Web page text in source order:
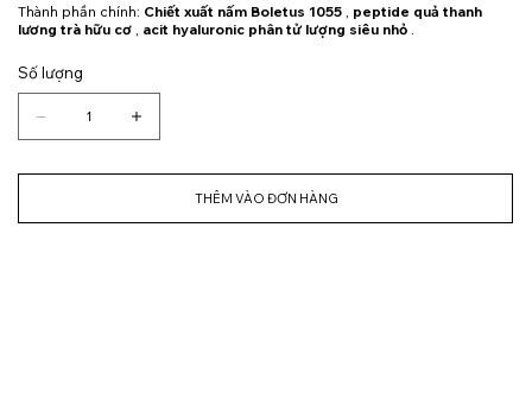
Thành phần chính: Chiết xuất nấm Boletus 1055
peptide quả thanh
lương trà hữu cơ
acit hyaluronic phân tử lượng siêu nhỏ
Số lượng
THÊM VÀO ĐƠN HÀNG